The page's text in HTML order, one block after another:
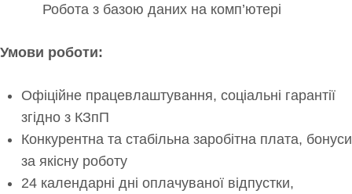
Робота з базою даних на комп’ютері
Умови роботи:
Офіційне працевлаштування, соціальні гарантії
згідно з КЗпП
Конкурентна та стабільна заробітна плата, бонуси
за якісну роботу
24 календарні дні оплачуваної відпустки,